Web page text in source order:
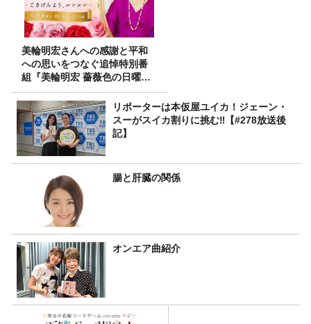
美輪明宏さんへの感謝と平和
への思いをつなぐ追悼特別番
組『美輪明宏 薔薇色の日曜日
～ごきげんよう、ルンルン
～』8/9（日）16時放送リポーターは本仮屋ユイカ！ジェーン・
スーがスイカ割りに挑む‼【#278放送後
記】
腸と肝臓の関係
オンエア曲紹介